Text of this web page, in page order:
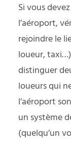
Si vous
l’aéroport,
rejoindre le
loueur,
distinguer
loueurs qui
l’aéroport
un système
(quelqu’un